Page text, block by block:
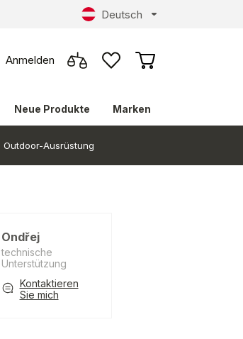
Deutsch
Anmelden
Neue Produkte Marken
Outdoor-Ausrüstung
Ondřej
technische
Unterstützung
Kontaktieren
Sie mich